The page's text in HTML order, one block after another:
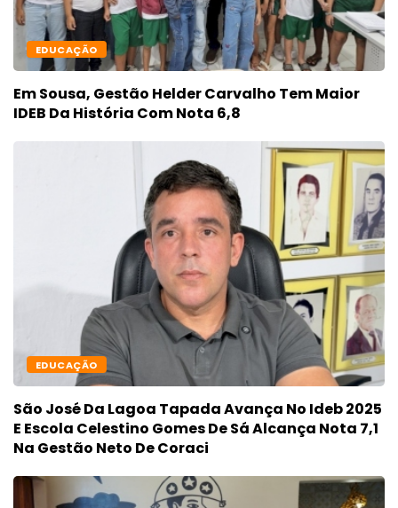
EDUCAÇÃO
Em Sousa, Gestão Helder Carvalho Tem Maior
IDEB Da História Com Nota 6,8
EDUCAÇÃO
São José Da Lagoa Tapada Avança No Ideb 2025
E Escola Celestino Gomes De Sá Alcança Nota 7,1
Na Gestão Neto De Coraci